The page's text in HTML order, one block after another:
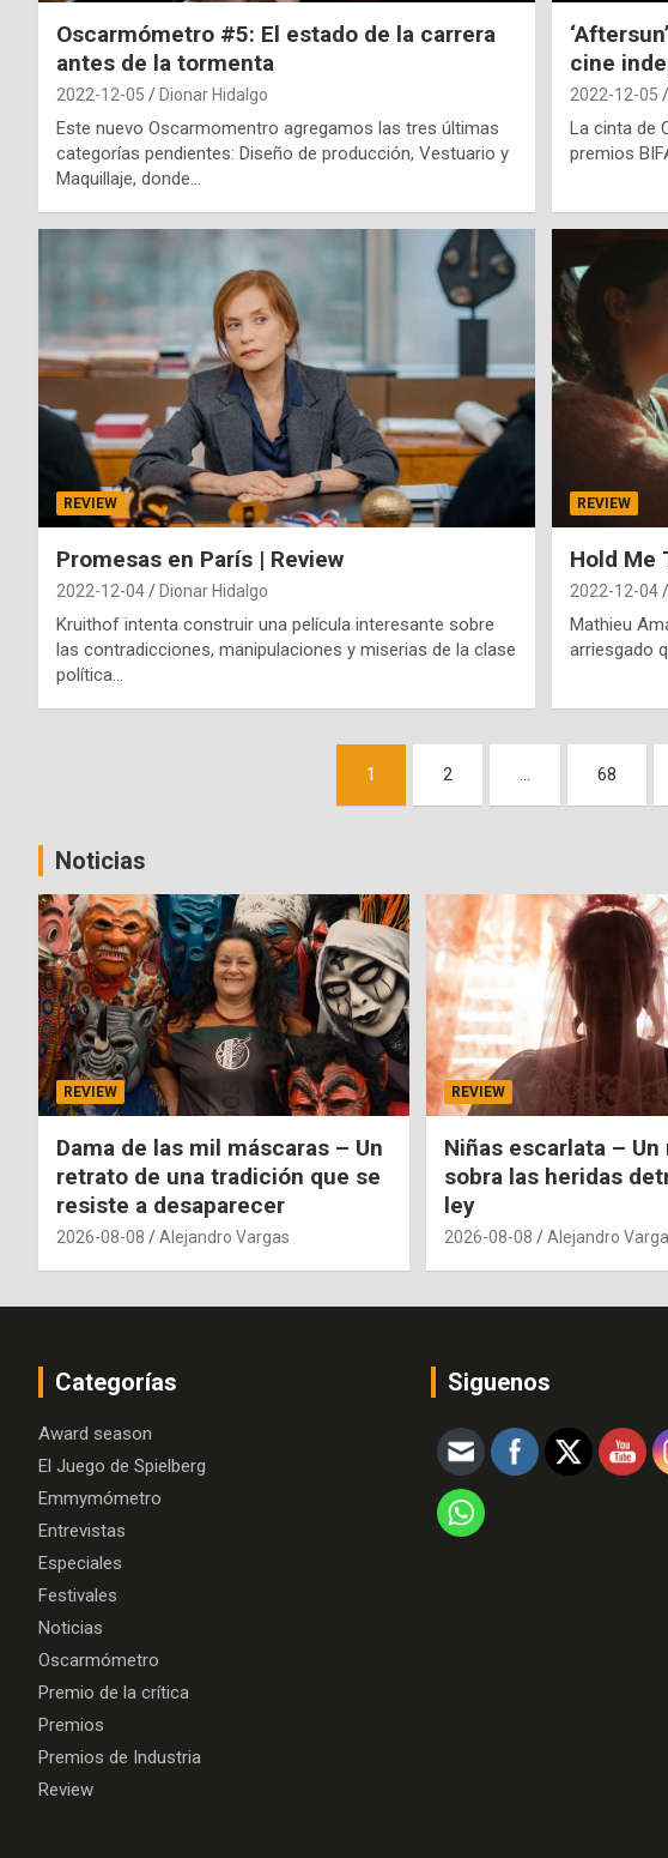
Oscarmómetro #5: El estado de la carrera
antes de la tormenta
2022-12-05 Dionar Hidalgo
Este nuevo Oscarmomentro agregamos las tres últimas
categorías pendientes: Diseño de producción, Vestuario y
Maquillaje, donde…
cine
2022-12-05
La cinta de
premios
REVIEW
Promesas en París | Review
2022-12-04 Dionar Hidalgo
Kruithof intenta construir una película interesante sobre
las contradicciones, manipulaciones y miserias de la clase
política…
REVIEW
Hold Me
2022-12-04
Mathieu
arriesgado
entradas
1 2 68
Noticias
REVIEW
Dama de las mil máscaras – Un
retrato de una tradición que se
resiste a desaparecer
2026-08-08 Alejandro Vargas
REVIEW
Niñas escarlata –
sobra las heridas
ley
2026-08-08 Alejandro
Categorías
Award season
El Juego de Spielberg
Emmymómetro
Entrevistas
Especiales
Festivales
Noticias
Oscarmómetro
Premio de la crítica
Premios
Premios de Industria
Review
Siguenos